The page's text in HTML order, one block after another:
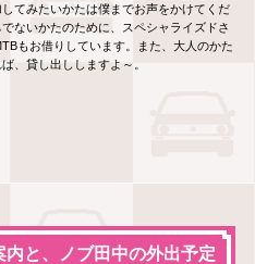
てみたいかたは僕までお声をかけてくだ
ないかたのために、スペシャライズドさ
もお借りしています。また、大人のかた
、貸し出ししますよ～。
内と、ノブ田中の外出予定